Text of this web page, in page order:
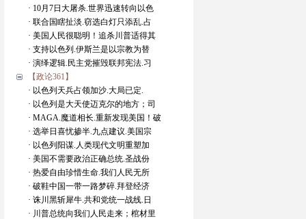
· 10月7日大屠杀.世界迅速转向以色
· 联合国瞎扯淡.窃选白灯只添乱.占
· 美国人民很聪明！追杀川普适得其
· 支持以色列.伊斯兰是以宗教为替
· 演绎逻辑.民主党摧毁联邦宪法.习
【政论361】
· 以色列天兵占领加沙.大局已定.
· 以色列是大天使迈克尔的地方；司
· MAGA.魔道相长.重新发现美国！破
· 选举日喜忧掺半.九点建议.美国宗
· 以色列阳谋.人类现代文明重塑加
· 美国不需要政治正确总统.圣战份
· 热爱自由珍惜生命.我们人民无所
· 破鞋中国一带一路梦碎.拜登经济
· 诛川黑斩犀牛.共和党统一战线.日
· 川普总统向我们人民走来；棺材里